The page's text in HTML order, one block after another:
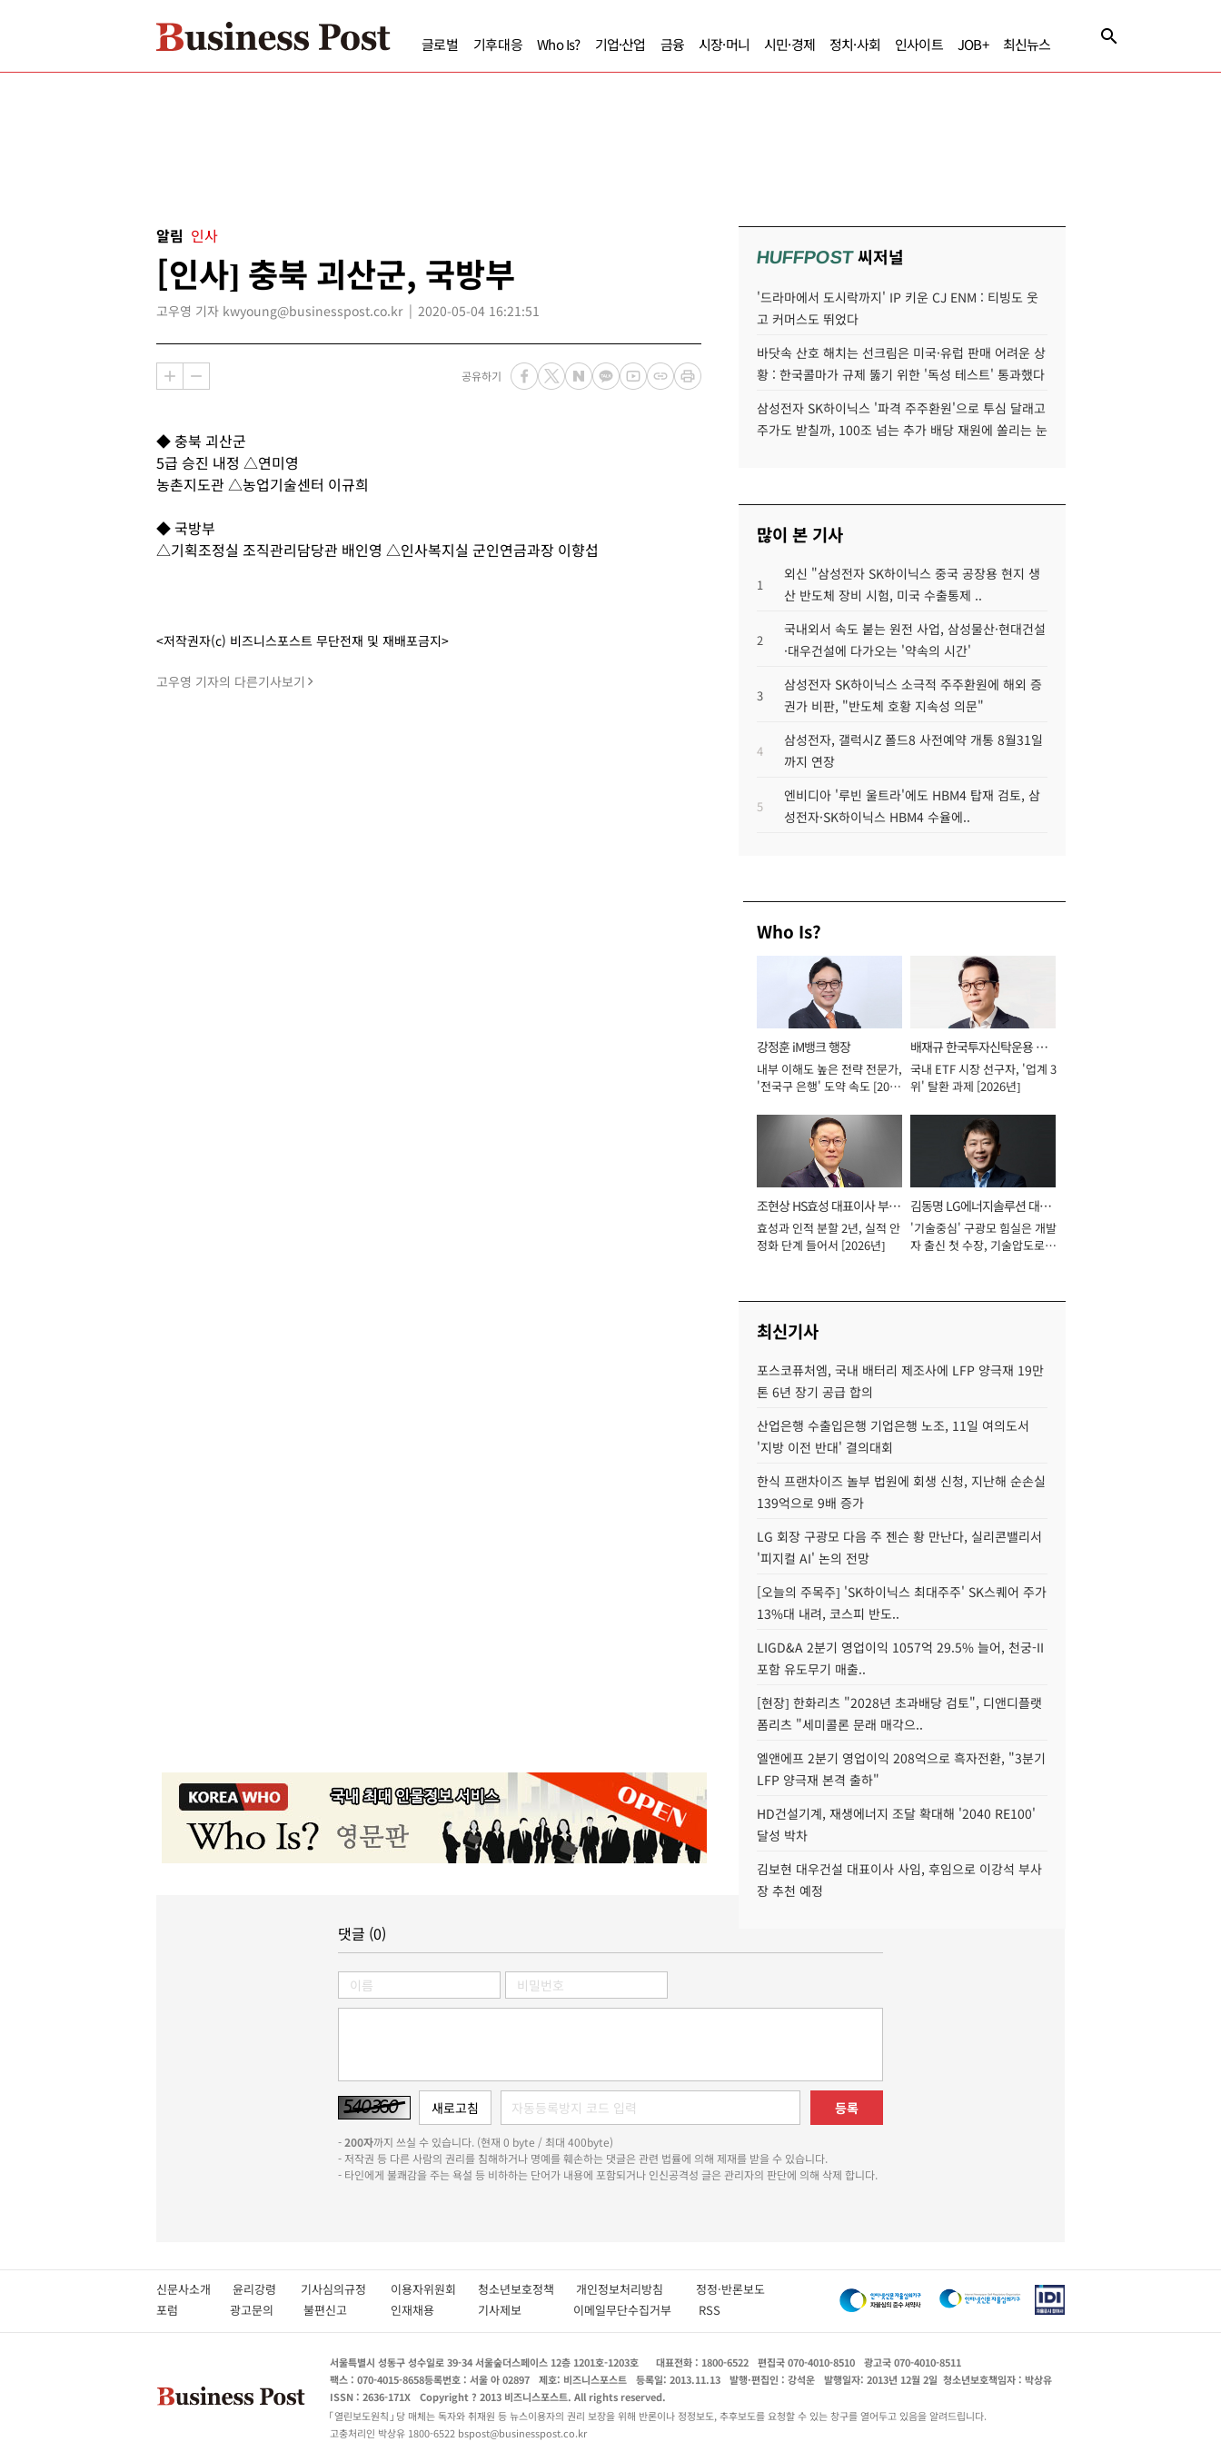
글로벌 기후대응 Who Is? 기업·산업 금융 시장·머니 시민·경제 정치·사회 인사이트 JOB+ 최신뉴스
알림 인사
[인사] 충북 괴산군, 국방부
고우영 기자 kwyoung@businesspost.co.kr 2020-05-04 16:21:51
공유하기
◆ 충북 괴산군
5급 승진 내정 △연미영
농촌지도관 △농업기술센터 이규희
◆ 국방부
△기획조정실 조직관리담당관 배인영 △인사복지실 군인연금과장 이향섭
<저작권자(c) 비즈니스포스트 무단전재 및 재배포금지>
고우영 기자의 다른기사보기
HUFFPOST씨저널
'드라마에서 도시락까지' IP 키운 CJ ENM : 티빙도 웃
고 커머스도 뛰었다
바닷속 산호 해치는 선크림은 미국·유럽 판매 어려운 상
황 : 한국콜마가 규제 뚫기 위한 '독성 테스트' 통과했다
삼성전자 SK하이닉스 '파격 주주환원'으로 투심 달래고
주가도 받칠까, 100조 넘는 추가 배당 재원에 쏠리는 눈
많이 본 기사
1
외신 "삼성전자 SK하이닉스 중국 공장용 현지 생
산 반도체 장비 시험, 미국 수출통제 ..
2
국내외서 속도 붙는 원전 사업, 삼성물산·현대건설
·대우건설에 다가오는 '약속의 시간'
3
삼성전자 SK하이닉스 소극적 주주환원에 해외 증
권가 비판, "반도체 호황 지속성 의문"
4
삼성전자, 갤럭시Z 폴드8 사전예약 개통 8월31일
까지 연장
5
엔비디아 '루빈 울트라'에도 HBM4 탑재 검토, 삼
성전자·SK하이닉스 HBM4 수율에..
Who Is?
강정훈 iM뱅크 행장
내부 이해도 높은 전략 전문가,
'전국구 은행' 도약 속도 [2026
배재규 한국투자신탁운용 대
표이사 사장
국내 ETF 시장 선구자, '업계 3
위' 탈환 과제 [2026년]
조현상 HS효성 대표이사 부회
장
효성과 인적 분할 2년, 실적 안
정화 단계 들어서 [2026년]
김동명 LG에너지솔루션 대표
이사 사장
'기술중심' 구광모 힘실은 개발
자 출신 첫 수장, 기술압도로
최신기사
포스코퓨처엠, 국내 배터리 제조사에 LFP 양극재 19만
톤 6년 장기 공급 합의
산업은행 수출입은행 기업은행 노조, 11일 여의도서
'지방 이전 반대' 결의대회
한식 프랜차이즈 놀부 법원에 회생 신청, 지난해 순손실
139억으로 9배 증가
LG 회장 구광모 다음 주 젠슨 황 만난다, 실리콘밸리서
'피지컬 AI' 논의 전망
[오늘의 주목주] 'SK하이닉스 최대주주' SK스퀘어 주가
13%대 내려, 코스피 반도..
LIGD&A 2분기 영업이익 1057억 29.5% 늘어, 천궁-II
포함 유도무기 매출..
[현장] 한화리츠 "2028년 초과배당 검토", 디앤디플랫
폼리츠 "세미콜론 문래 매각으..
엘앤에프 2분기 영업이익 208억으로 흑자전환, "3분기
LFP 양극재 본격 출하"
HD건설기계, 재생에너지 조달 확대해 '2040 RE100'
달성 박차
김보현 대우건설 대표이사 사임, 후임으로 이강석 부사
장 추천 예정
댓글 (0)
등록
-200자까지 쓰실 수 있습니다. (현재 0 byte / 최대 400byte)
- 저작권 등 다른 사람의 권리를 침해하거나 명예를 훼손하는 댓글은 관련 법률에 의해 제재를 받을 수 있습니다.
- 타인에게 불쾌감을 주는 욕설 등 비하하는 단어가 내용에 포함되거나 인신공격성 글은 관리자의 판단에 의해 삭제 합니다.
신문사소개 윤리강령 기사심의규정 이용자위원회 청소년보호정책 개인정보처리방침 정정·반론보도
포럼
광고문의 불편신고 인재채용 기사제보 이메일무단수집거부 RSS
서울특별시 성동구 성수일로 39-34 서울숲더스페이스 12층 1201호-1203호 대표전화 : 1800-6522 편집국 070-4010-8510
광고국 070-4010-8511
팩스 : 070-4015-8658등록번호 : 서울 아 02897 제호: 비즈니스포스트 등록일: 2013.11.13 발행·편집인 : 강석운 발행일자: 2013년 12월 2일 청소년보호책임자 : 박상유
ISSN : 2636-171X
Copyright ? 2013 비즈니스포스트. All rights reserved.
열린보도원칙
당 매체는 독자와 취재원 등 뉴스이용자의 권리 보장을 위해 반론이나 정정보도, 추후보도를 요청할 수 있는 창구를 열어두고 있음을 알려드립니다.
고충처리인 박상유 1800-6522 bspost@businesspost.co.kr